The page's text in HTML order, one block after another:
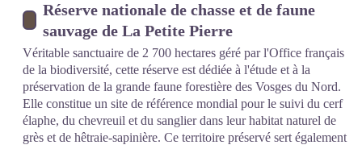
Réserve nationale de chasse et de faune
sauvage de La Petite Pierre
Véritable sanctuaire de 2 700 hectares géré par l'Office français
de la biodiversité, cette réserve est dédiée à l'étude et à la
préservation de la grande faune forestière des Vosges du Nord.
Elle constitue un site de référence mondial pour le suivi du cerf
élaphe, du chevreuil et du sanglier dans leur habitat naturel de
grès et de hêtraie-sapinière. Ce territoire préservé sert également